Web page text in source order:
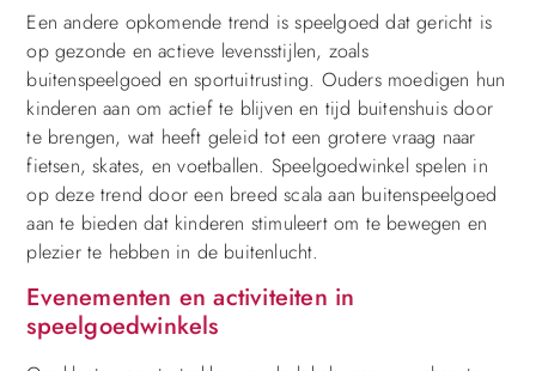
Een andere opkomende trend is speelgoed dat gericht is
op gezonde en actieve levensstijlen, zoals
buitenspeelgoed en sportuitrusting. Ouders moedigen hun
kinderen aan om actief te blijven en tijd buitenshuis door
te brengen, wat heeft geleid tot een grotere vraag naar
fietsen, skates, en voetballen. Speelgoedwinkel spelen in
op deze trend door een breed scala aan buitenspeelgoed
aan te bieden dat kinderen stimuleert om te bewegen en
plezier te hebben in de buitenlucht.
Evenementen en activiteiten in
speelgoedwinkels